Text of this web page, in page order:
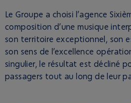
Le Groupe a choisi l’agence
composition d’une musique
son territoire exceptionnel, son
son sens de l’excellence
singulier, le résultat est décliné
passagers tout au long de leur